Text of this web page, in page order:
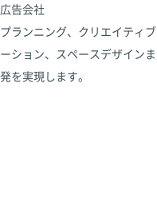
広告会社
プランニング、クリエイティ
ーション、スペースデザイン
発を実現します。